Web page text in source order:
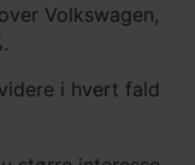
Volkswagen,
i hvert fald